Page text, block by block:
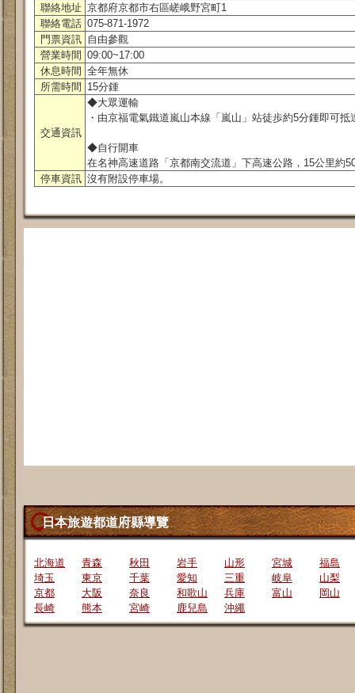
聯絡地址 京都府京都市右區嵯峨野宮町1
聯絡電話 075-871-1972
門票資訊 自由參觀
營業時間 09:00~17:00
休息時間 全年無休
所需時間
15分鍾
交通資訊
◆大眾運輸
・由京福電氣鐵道嵐山本線「嵐山」站徒歩約5分鍾即可抵
◆自行開車
在名神高速道路「京都南交流道」下高速公路，15公里約
停車資訊 沒有附設停車場。
日本旅遊都道府縣導覽
北海道 青森 秋田 岩手 山形 宮城
福島
埼玉
東京 千葉 愛知 三重 岐阜
山梨
京都
大阪 奈良 和歌山 兵庫 富山
岡山
長崎
熊本 宮崎 鹿兒島 沖繩